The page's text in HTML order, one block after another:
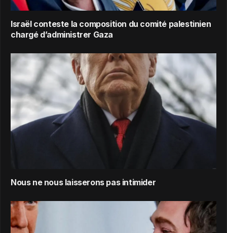
Israël conteste la composition du comité palestinien
chargé d’administrer Gaza
Nous ne nous laisserons pas intimider